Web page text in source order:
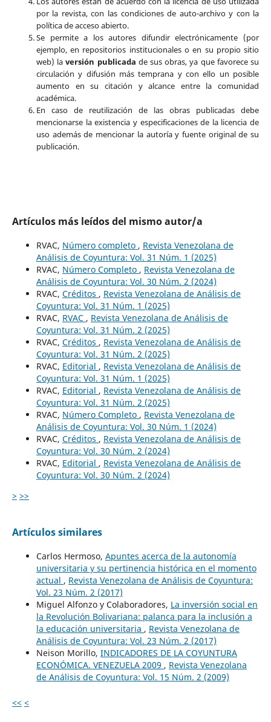
por la revista, con las condiciones de auto-archivo y con la
política de acceso abierto.
Se permite a los autores difundir electrónicamente (por
ejemplo, en repositorios institucionales o en su propio sitio
web) laversión publicada de sus obras, ya que favorece su
circulación y difusión más temprana y con ello un posible
aumento en su citación y alcance entre la comunidad
académica.
En caso de reutilización de las obras publicadas debe
mencionarse la existencia y especificaciones de la licencia de
uso además de mencionar la autoría y fuente original de su
publicación.
Artículos más leídos del mismo autor/a
RVAC, Número completo , Revista Venezolana de
Análisis de Coyuntura: Vol. 31 Núm. 1 (2025)
RVAC, Número Completo , Revista Venezolana de
Análisis de Coyuntura: Vol. 30 Núm. 2 (2024)
RVAC, Créditos , Revista Venezolana de Análisis de
Coyuntura: Vol. 31 Núm. 1 (2025)
RVAC, RVAC , Revista Venezolana de Análisis de
Coyuntura: Vol. 31 Núm. 2 (2025)
RVAC, Créditos , Revista Venezolana de Análisis de
Coyuntura: Vol. 31 Núm. 2 (2025)
RVAC, Editorial , Revista Venezolana de Análisis de
Coyuntura: Vol. 31 Núm. 1 (2025)
RVAC, Editorial , Revista Venezolana de Análisis de
Coyuntura: Vol. 31 Núm. 2 (2025)
RVAC, Número Completo , Revista Venezolana de
Análisis de Coyuntura: Vol. 30 Núm. 1 (2024)
RVAC, Créditos , Revista Venezolana de Análisis de
Coyuntura: Vol. 30 Núm. 2 (2024)
RVAC, Editorial , Revista Venezolana de Análisis de
Coyuntura: Vol. 30 Núm. 2 (2024)
> >>
Artículos similares
Carlos Hermoso, Apuntes acerca de la autonomía
universitaria y su pertinencia histórica en el momento
actual , Revista Venezolana de Análisis de Coyuntura:
Vol. 23 Núm. 2 (2017)
Miguel Alfonzo y Colaboradores, La inversión social en
la Revolución Bolivariana: palanca para la inclusión a
la educación universitaria , Revista Venezolana de
Análisis de Coyuntura: Vol. 23 Núm. 2 (2017)
Neison Morillo, INDICADORES DE LA COYUNTURA
ECONÓMICA. VENEZUELA 2009 , Revista Venezolana
de Análisis de Coyuntura: Vol. 15 Núm. 2 (2009)
<< <